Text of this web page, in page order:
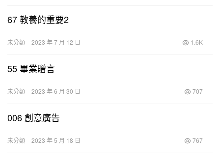
67 教養的重要2
未分類 2023 年 7 月 12 日 1.6K
55 畢業贈言
未分類 2023 年 6 月 30 日 707
006 創意廣告
未分類 2023 年 5 月 18 日 767